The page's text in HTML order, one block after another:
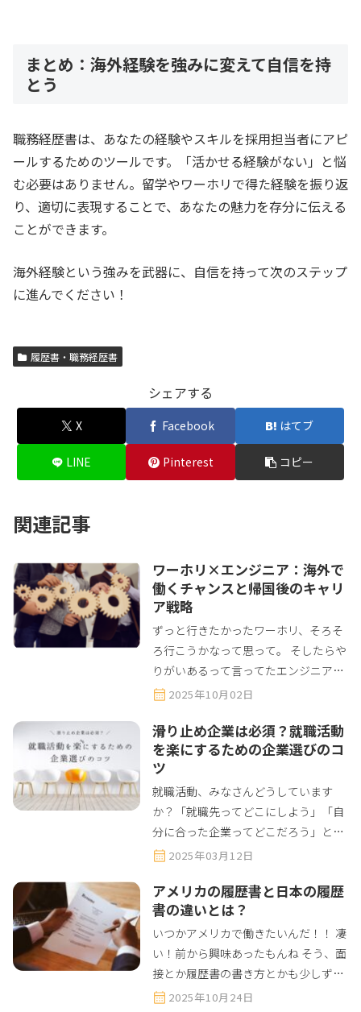
まとめ：海外経験を強みに変えて自信を持
とう
職務経歴書は、あなたの経験やスキルを採用担当者にアピ
ールするためのツールです。「活かせる経験がない」と悩
む必要はありません。留学やワーホリで得た経験を振り返
り、適切に表現することで、あなたの魅力を存分に伝える
ことができます。
海外経験という強みを武器に、自信を持って次のステップ
に進んでください！
履歴書・職務経歴書
シェアする
X Facebook はてブ
LINE Pinterest コピー
関連記事
ワーホリ×エンジニア：海外で
働くチャンスと帰国後のキャリ
ア戦略
ずっと行きたかったワーホリ、そろそ
ろ行こうかなって思って。 そしたらや
りがいあるって言ってたエンジニアの
仕事は？ そうなんだよね、でもワーホ
が良いのかな？なんて。 なるほど、ワ
ーホリでエンジニアの仕事ってな...
2025年10月02日
滑り止め企業は必須？就職活動
を楽にするための企業選びのコ
ツ
就職活動、みなさんどうしています
か？「就職先ってどこにしよう」「自
分に合った企業ってどこだろう」と悩
むことって多いですよね。特に、留学
と、帰国後の就職活動に不安を感じて
いるかもしれません。しかし、ちょっ
とし...
2025年03月12日
アメリカの履歴書と日本の履歴
書の違いとは？
いつかアメリカで働きたいんだ！！ 凄
い！前から興味あったもんね そう、面
接とか履歴書の書き方とかも少しずつ
調べてるよ え？！履歴書って日本と違
2025年10月24日